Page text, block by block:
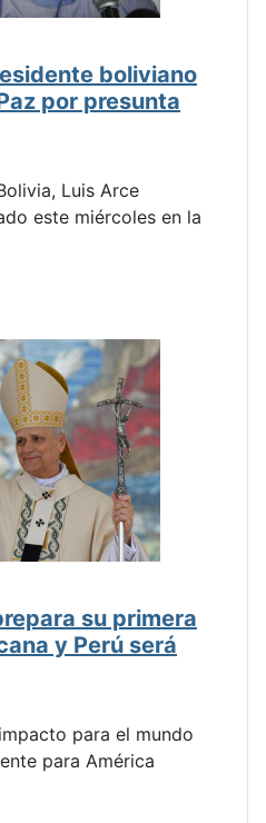
boliviano
por presunta
Luis Arce
este miércoles en la
su primera
y Perú será
para el mundo
para América